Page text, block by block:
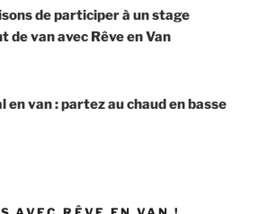
de participer à un stage
de van avec Rêve en Van
en van : partez au chaud en basse